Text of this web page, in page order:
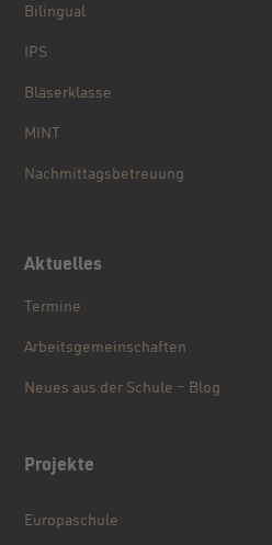
Bilingual
IPS
Bläserklasse
MINT
Nachmittagsbetreuung
Aktuelles
Termine
Arbeitsgemeinschaften
Neues aus der Schule – Blog
Projekte
Europaschule